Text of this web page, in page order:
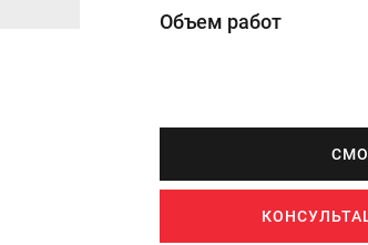
Объем работ